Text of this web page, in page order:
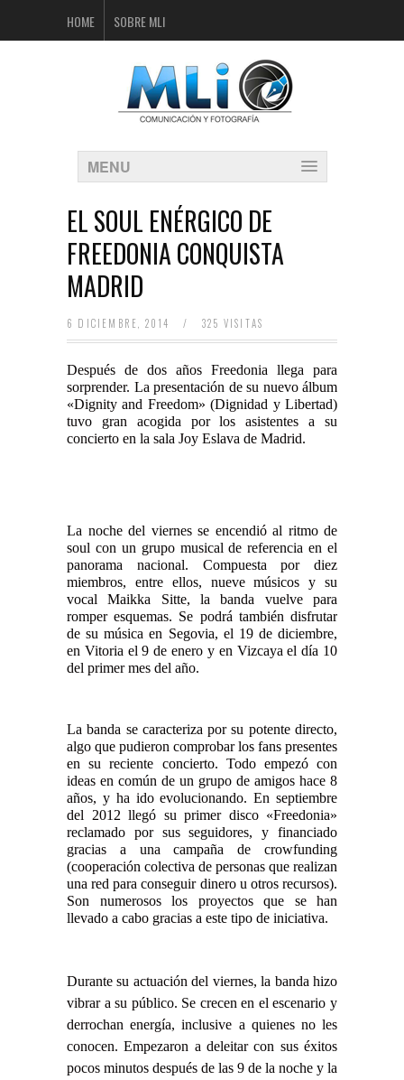
HOME SOBRE MLI
MENU
EL SOUL ENÉRGICO DE
FREEDONIA CONQUISTA
MADRID
6 DICIEMBRE, 2014 / 325 VISITAS
Después de dos años Freedonia llega para
sorprender. La presentación de su nuevo álbum
«Dignity and Freedom» (Dignidad y Libertad)
tuvo gran acogida por los asistentes a su
concierto en la sala Joy Eslava de Madrid.
La noche del viernes se encendió al ritmo de
soul con un grupo musical de referencia en el
panorama nacional. Compuesta por diez
miembros, entre ellos, nueve músicos y su
vocal Maikka Sitte, la banda vuelve para
romper esquemas. Se podrá también disfrutar
de su música en Segovia, el 19 de diciembre,
en Vitoria el 9 de enero y en Vizcaya el día 10
del primer mes del año.
La banda se caracteriza por su potente directo,
algo que pudieron comprobar los fans presentes
en su reciente concierto. Todo empezó con
ideas en común de un grupo de amigos hace 8
años, y ha ido evolucionando. En septiembre
del 2012 llegó su primer disco «Freedonia»
reclamado por sus seguidores, y financiado
gracias a una campaña de crowfunding
(cooperación colectiva de personas que realizan
una red para conseguir dinero u otros recursos).
Son numerosos los proyectos que se han
llevado a cabo gracias a este tipo de iniciativa.
Durante su actuación del viernes, la banda hizo
vibrar a su público. Se crecen en el escenario y
derrochan energía, inclusive a quienes no les
conocen. Empezaron a deleitar con sus éxitos
pocos minutos después de las 9 de la noche y la